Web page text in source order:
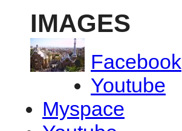
IMAGES
Facebook
Youtube
Myspace